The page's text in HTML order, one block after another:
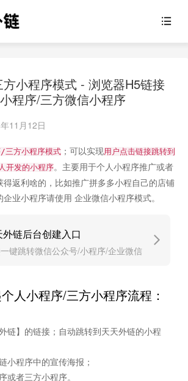
小程序模式 - 浏览器H5链接
程序/三方微信小程序
11月12日
三方小程序模式 ；可以实现用户点击链接跳转到
开发的小程序。主要用于个人小程序推广或者
返利啥的，比如推广拼多多小程自己的店铺
业小程序请使用 企业微信小程序模式。
外链后台创建入口
键跳转微信公众号/小程序/企业微信
人小程序/三方小程序流程：
链】的链接；自动跳转到天天外链的小程
小程序中的宣传海报；
或者三方小程序。